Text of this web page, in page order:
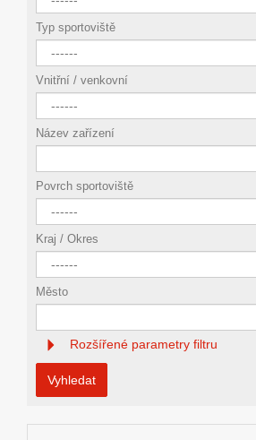
Typ sportoviště
Vnitřní / venkovní
Název zařízení
Povrch sportoviště
Kraj / Okres
Město
Rozšířené parametry filtru
Vyhledat